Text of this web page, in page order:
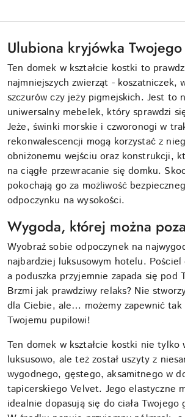
Ulubiona kryjówka
Ten domek w kształcie kostki to
najmniejszych zwierząt - koszatniczek,
szczurów czy jeży pigmejskich. Jest to
uniwersalny mebelek, który sprawdzi
Jeże, świnki morskie i czworonogi w
rekonwalescencji mogą korzystać z
obniżonemu wejściu oraz konstrukcji,
na ciągłe przewracanie się domku.
pokochają go za możliwość
odpoczynku na wysokości.
Wygoda, której można
Wyobraź sobie odpoczynek na
najbardziej luksusowym hotelu. Pościel
a poduszka przyjemnie zapada się pod
Brzmi jak prawdziwy relaks? Nie
dla Ciebie, ale… możemy zapewnić tak
Twojemu pupilowi!
Ten domek w kształcie kostki nie tylko
luksusowo, ale też został uszyty z
wygodnego, gęstego, aksamitnego w
tapicerskiego Velvet. Jego elastyczne
idealnie dopasują się do ciała Twojego